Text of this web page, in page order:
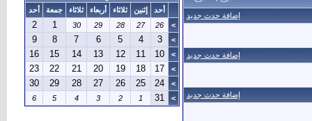
إضافة حدث جديد
إضافة حدث جديد
إضافة حدث جديد
أحد إثنين ثلاثاء أربعاء ثلاثاء جمعة
أحد
>
26
27
28
29
30
1
2
>
3
4
5
6
7
8
9
>
10
11
12
13
14
15
16
>
17
18
19
20
21
22
23
>
24
25
26
27
28
29
30
>
31
1
2
3
4
5
6